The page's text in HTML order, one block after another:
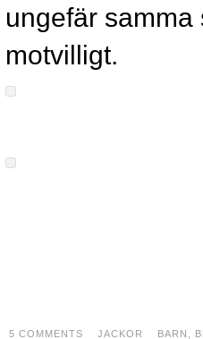
ungefär
motvilligt.
5 COMMENTS JACKOR BARN